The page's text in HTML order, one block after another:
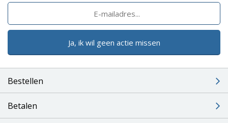
Ja, ik wil geen actie missen
Bestellen
Betalen